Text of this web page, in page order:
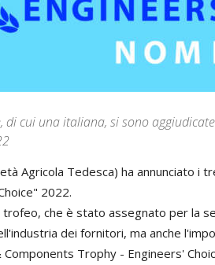
di cui una italiana, si sono
Agricola Tedesca) ha annunciato i
2022.
trofeo, che è stato assegnato per la
dei fornitori, ma anche
Components Trophy - Engineers'